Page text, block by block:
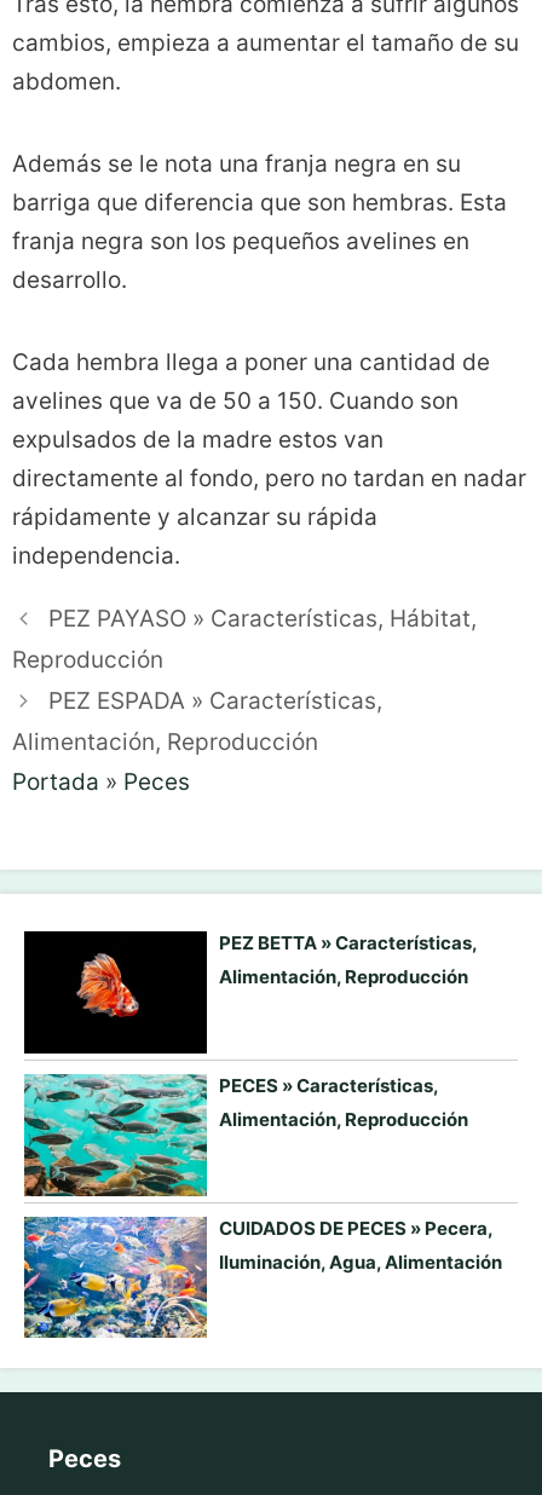
cambios, empieza a aumentar el tamaño de su
abdomen.
Además se le nota una franja negra en su
barriga que diferencia que son hembras. Esta
franja negra son los pequeños avelines en
desarrollo.
Cada hembra llega a poner una cantidad de
avelines que va de 50 a 150. Cuando son
expulsados de la madre estos van
directamente al fondo, pero no tardan en nadar
rápidamente y alcanzar su rápida
independencia.
PEZ PAYASO » Características, Hábitat,
Reproducción
PEZ ESPADA » Características,
Alimentación, Reproducción
Portada » Peces
PEZ BETTA » Características,
Alimentación, Reproducción
PECES » Características,
Alimentación, Reproducción
CUIDADOS DE PECES » Pecera,
Iluminación, Agua, Alimentación
Peces